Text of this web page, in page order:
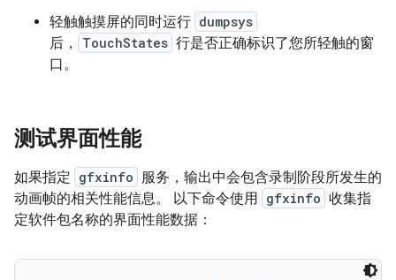
轻触触摸屏的同时运行 dumpsys
后， TouchStates 行是否正确标识了您所轻触的窗
口。
测试界面性能
如果指定 gfxinfo 服务，输出中会包含录制阶段所发生的
动画帧的相关性能信息。 以下命令使用 gfxinfo 收集指
定软件包名称的界面性能数据：